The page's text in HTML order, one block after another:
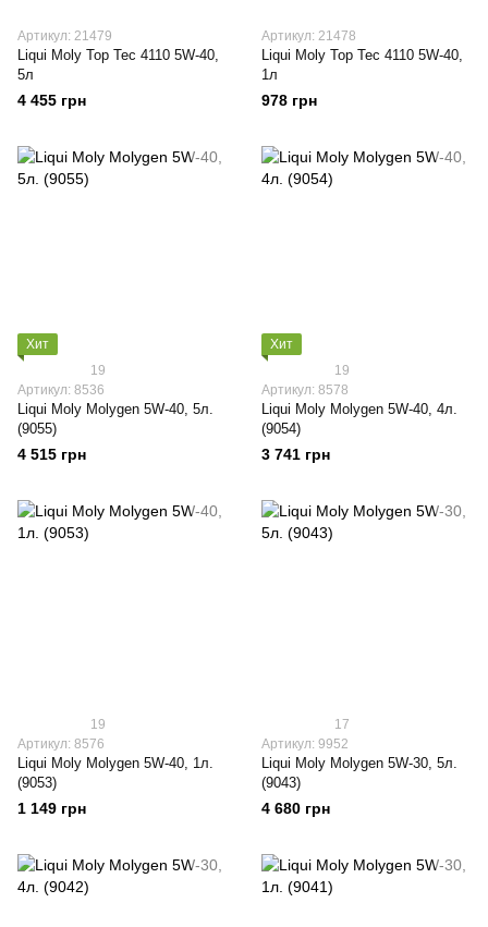
Артикул: 21479
Liqui Moly Top Tec 4110 5W-40,
5л
4 455 грн
Артикул: 21478
Liqui Moly Top Tec 4110 5W-40,
1л
978 грн
Хит
19
Артикул: 8536
Liqui Moly Molygen 5W-40, 5л.
(9055)
4 515 грн
Хит
19
Артикул: 8578
Liqui Moly Molygen 5W-40, 4л.
(9054)
3 741 грн
19
Артикул: 8576
Liqui Moly Molygen 5W-40, 1л.
(9053)
1 149 грн
17
Артикул: 9952
Liqui Moly Molygen 5W-30, 5л.
(9043)
4 680 грн